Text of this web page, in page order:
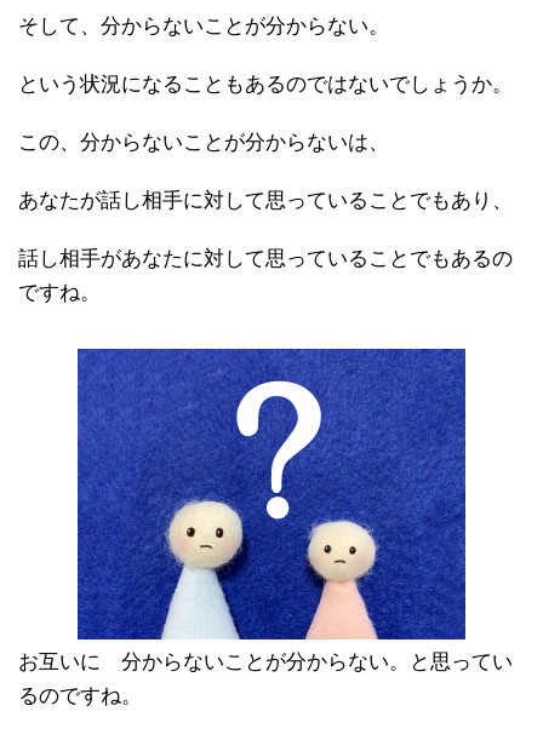
そして、分からないことが分からない。
という状況になることもあるのではないでしょうか。
この、分からないことが分からないは、
あなたが話し相手に対して思っていることでもあり、
話し相手があなたに対して思っていることでもあるの
ですね。
お互いに 分からないことが分からない。と思ってい
るのですね。